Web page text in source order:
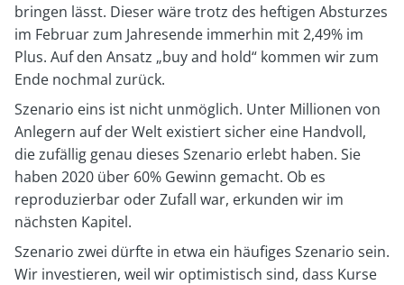
bringen lässt. Dieser wäre trotz des heftigen Absturzes
im Februar zum Jahresende immerhin mit 2,49% im
Plus. Auf den Ansatz „buy and hold“ kommen wir zum
Ende nochmal zurück.
Szenario eins ist nicht unmöglich. Unter Millionen von
Anlegern auf der Welt existiert sicher eine Handvoll,
die zufällig genau dieses Szenario erlebt haben. Sie
haben 2020 über 60% Gewinn gemacht. Ob es
reproduzierbar oder Zufall war, erkunden wir im
nächsten Kapitel.
Szenario zwei dürfte in etwa ein häufiges Szenario sein.
Wir investieren, weil wir optimistisch sind, dass Kurse